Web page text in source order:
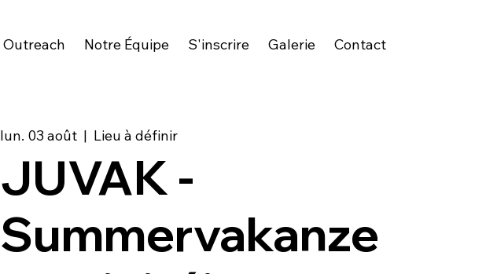
Outreach Notre Équipe S'inscrire Galerie Contact
lun. 03 août
  |
Lieu à définir
JUVAK -
Summervakanze